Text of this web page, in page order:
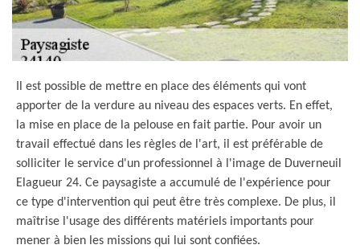
Il est possible de mettre en place des éléments qui vont
apporter de la verdure au niveau des espaces verts. En effet,
la mise en place de la pelouse en fait partie. Pour avoir un
travail effectué dans les règles de l'art, il est préférable de
solliciter le service d'un professionnel à l'image de Duverneuil
Elagueur 24. Ce paysagiste a accumulé de l'expérience pour
ce type d'intervention qui peut être très complexe. De plus, il
maîtrise l'usage des différents matériels importants pour
mener à bien les missions qui lui sont confiées.